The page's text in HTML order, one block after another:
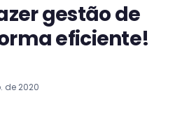
gestão de
eficiente!
de 2020